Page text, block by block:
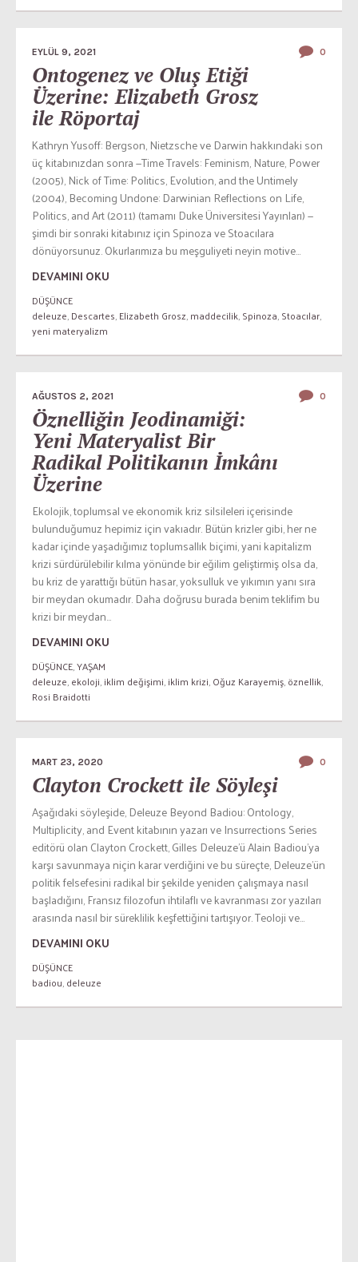
EYLÜL 9, 2021 0
Ontogenez ve Oluş Etiği
Üzerine: Elizabeth Grosz
ile Röportaj
Kathryn Yusoff: Bergson, Nietzsche ve Darwin hakkındaki son
üç kitabınızdan sonra —Time Travels: Feminism, Nature, Power
(2005), Nick of Time: Politics, Evolution, and the Untimely
(2004), Becoming Undone: Darwinian Reflections on Life,
Politics, and Art (2011) (tamamı Duke Üniversitesi Yayınları) —
şimdi bir sonraki kitabınız için Spinoza ve Stoacılara
dönüyorsunuz. Okurlarımıza bu meşguliyeti neyin motive...
DEVAMINI OKU
DÜŞÜNCE
deleuze,Descartes,Elizabeth Grosz,maddecilik,Spinoza,Stoacılar,
yeni materyalizm
AĞUSTOS 2, 2021 0
Öznelliğin Jeodinamiği:
Yeni Materyalist Bir
Radikal Politikanın İmkânı
Üzerine
Ekolojik, toplumsal ve ekonomik kriz silsileleri içerisinde
bulunduğumuz hepimiz için vakıadır. Bütün krizler gibi, her ne
kadar içinde yaşadığımız toplumsallık biçimi, yani kapitalizm
krizi sürdürülebilir kılma yönünde bir eğilim geliştirmiş olsa da,
bu kriz de yarattığı bütün hasar, yoksulluk ve yıkımın yanı sıra
bir meydan okumadır. Daha doğrusu burada benim teklifim bu
krizi bir meydan...
DEVAMINI OKU
DÜŞÜNCE,YAŞAM
deleuze,ekoloji,iklim değişimi,iklim krizi,Oğuz Karayemiş,öznellik,
Rosi Braidotti
MART 23, 2020 0
Clayton Crockett ile Söyleşi
Aşağıdaki söyleşide, Deleuze Beyond Badiou: Ontology,
Multiplicity, and Event kitabının yazarı ve Insurrections Series
editörü olan Clayton Crockett, Gilles Deleuze’ü Alain Badiou’ya
karşı savunmaya niçin karar verdiğini ve bu süreçte, Deleuze’ün
politik felsefesini radikal bir şekilde yeniden çalışmaya nasıl
başladığını, Fransız filozofun ihtilaflı ve kavranması zor yazıları
arasında nasıl bir süreklilik keşfettiğini tartışıyor. Teoloji ve...
DEVAMINI OKU
DÜŞÜNCE
badiou,deleuze